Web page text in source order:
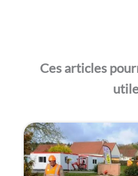
Ces articles